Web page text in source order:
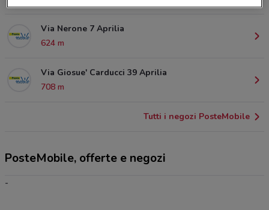
Via Nerone 7 Aprilia
624 m
Via Giosue' Carducci 39 Aprilia
708 m
Tutti i negozi PosteMobile
PosteMobile, offerte e negozi
-